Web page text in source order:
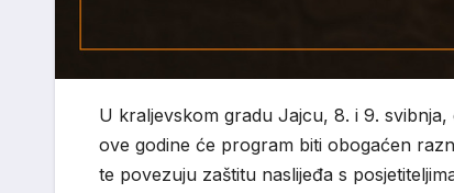
U kraljevskom gradu Jajcu, 8. i 9.
ove godine će program biti obogaćen
te povezuju zaštitu naslijeđa s